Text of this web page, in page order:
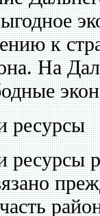
к
На
ресурсы
ресурсы